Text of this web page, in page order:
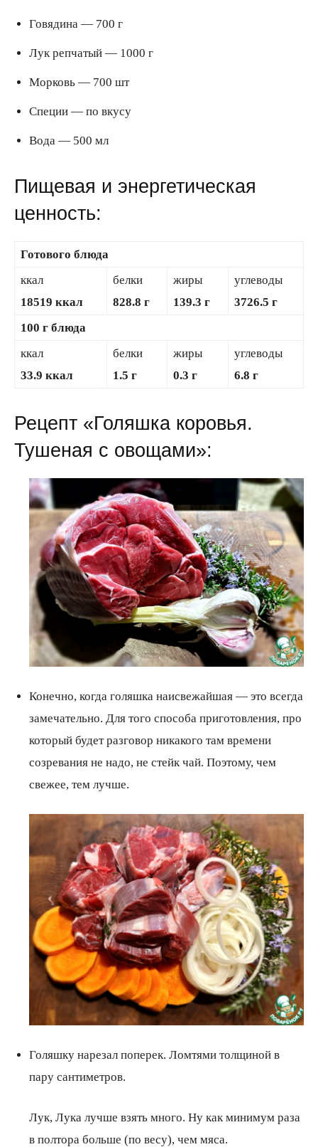
Говядина — 700 г
Лук репчатый — 1000 г
Морковь — 700 шт
Специи — по вкусу
Вода — 500 мл
Пищевая и энергетическая
ценность:
Готового блюда
ккал
18519 ккал
белки
828.8 г
жиры
139.3 г
углеводы
3726.5 г
100 г блюда
ккал
33.9 ккал
белки
1.5 г
жиры
0.3 г
углеводы
6.8 г
Рецепт «Голяшка коровья.
Тушеная с овощами»:
Конечно, когда голяшка наисвежайшая — это всегда
замечательно. Для того способа приготовления, про
который будет разговор никакого там времени
созревания не надо, не стейк чай. Поэтому, чем
свежее, тем лучше.
Голяшку нарезал поперек. Ломтями толщиной в
пару сантиметров.
Лук, Лука лучше взять много. Ну как минимум раза
в полтора больше (по весу), чем мяса.